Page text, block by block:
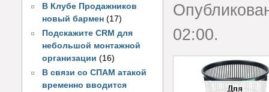
В Клубе Продажников
новый бармен (17)
Подскажите CRM для
небольшой монтажной
организации (16)
В связи со СПАМ атакой
временно вводится
02:00.